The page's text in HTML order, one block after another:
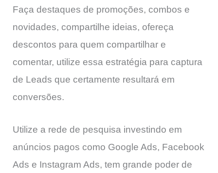
Faça destaques de promoções, combos e
novidades, compartilhe ideias, ofereça
descontos para quem compartilhar e
comentar, utilize essa estratégia para captura
de Leads que certamente resultará em
conversões.
Utilize a rede de pesquisa investindo em
anúncios pagos como Google Ads, Facebook
Ads e Instagram Ads, tem grande poder de